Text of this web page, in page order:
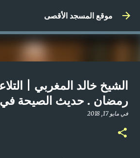
التخطي إلى المحتوىموقع المسجد الأقصى
صلاة المغرب مباشر من
الأقصى المبارك | الاثنين 21-4-2025م
فيأبريل 21, 2025
الشيخ خالد المغربي |
رمضان . حديث الصيحة
في مايو 17, 2018